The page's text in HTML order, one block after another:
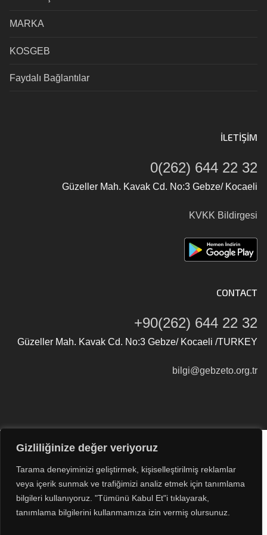
Gizliliğinize değer veriyoruz
Tarama deneyiminizi geliştirmek, kişiselleştirilmiş reklamlar
veya içerik sunmak ve trafiğimizi analiz etmek için tanımlama
bilgileri kullanıyoruz. "Tümünü Kabul Et"i tıklayarak,
tanımlama bilgilerini kullanmamıza izin vermiş olursunuz.
MARKA
KOSGEB
Faydalı Bağlantılar
İLETIŞIM
0(262) 644 22 32
Güzeller Mah. Kavak Cd. No:3 Gebze/ Kocaeli
KVKK Bildirgesi
CONTACT
+90(262) 644 22 32
Güzeller Mah. Kavak Cd. No:3 Gebze/ Kocaeli /TURKEY
bilgi@gebzeto.org.tr
Tüm Hakları Saklıdır © 2026
Gebze Ticaret Odası